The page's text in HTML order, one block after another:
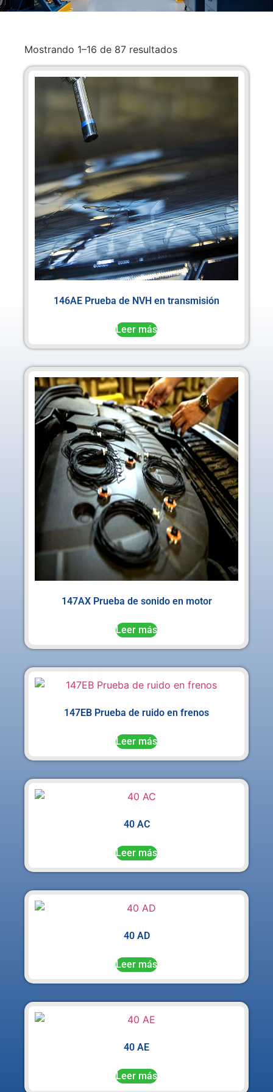
Mostrando 1–16 de 87 resultados
146AE Prueba de NVH en transmisión
Leer más
147AX Prueba de sonido en motor
Leer más
147EB Prueba de ruido en frenos
Leer más
40 AC
Leer más
40 AD
Leer más
40 AE
Leer más